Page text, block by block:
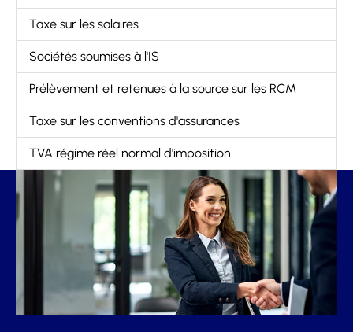
Taxe sur les salaires
Sociétés soumises à l'IS
Prélèvement et retenues à la source sur les RCM
Taxe sur les conventions d'assurances
TVA régime réel normal d'imposition